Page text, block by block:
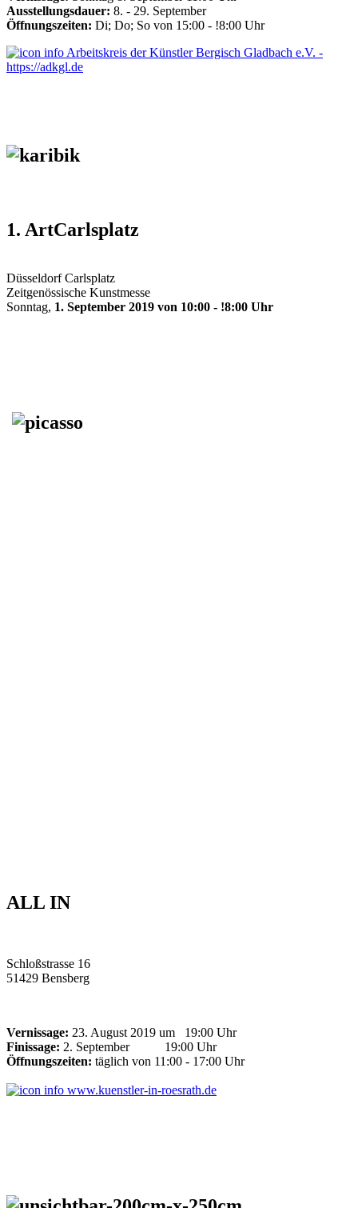
Ausstellungsdauer: 8. - 29. September
Öffnungszeiten: Di; Do; So von 15:00 - !8:00 Uhr
Arbeitskreis der Künstler Bergisch Gladbach e.V. -
https://adkgl.de
1. ArtCarlsplatz
Düsseldorf Carlsplatz
Zeitgenössische Kunstmesse
Sonntag, 1. September 2019 von 10:00 - !8:00 Uhr
ALL IN
Schloßstrasse 16
51429 Bensberg
Vernissage: 23. August 2019 um 19:00 Uhr
Finissage: 2. September 19:00 Uhr
Öffnungszeiten: täglich von 11:00 - 17:00 Uhr
www.kuenstler-in-roesrath.de